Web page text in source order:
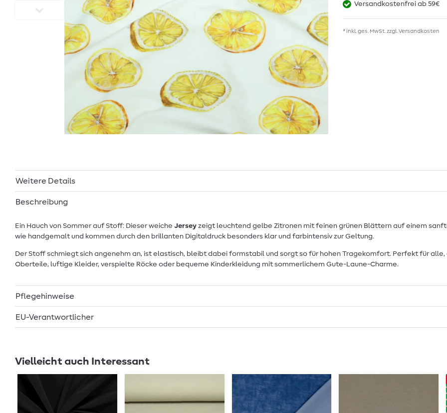
Versandkostenfrei ab 59€
* inkl. ges. MwSt. zzgl. Versandkosten
Weitere Details
Beschreibung
Ein Hauch von Sommer auf Stoff: Dieser weiche Jersey zeigt leuchtend gelbe Zitronen mit feinen grünen Blättern auf einem
wie handgemalt und kommen durch den brillanten Digitaldruck besonders klar und farbintensiv zur Geltung.
Der Stoff schmiegt sich angenehm an, ist elastisch, bleibt dabei formstabil und sorgt so für hohen Tragekomfort. Perfekt für
Oberteile, luftige Kleider, verspielte Röcke oder bequeme Kinderkleidung mit sommerlichem Gute-Laune-Charme.
Pflegehinweise
EU-Verantwortlicher
Vielleicht auch Interessant